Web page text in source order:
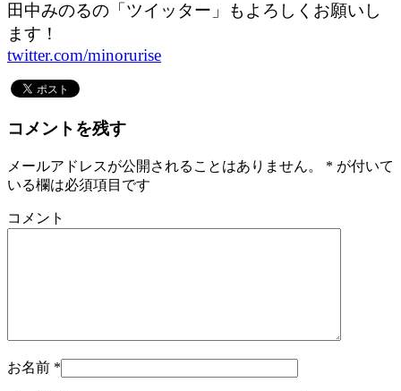
田中みのるの「ツイッター」もよろしくお願いし
ます！
twitter.com/minorurise
コメントを残す
メールアドレスが公開されることはありません。 * が付いて
いる欄は必須項目です
コメント
お名前 *